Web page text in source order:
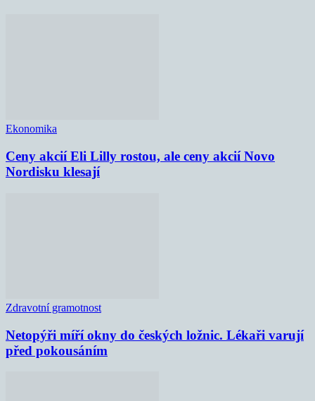
Ekonomika
Ceny akcií Eli Lilly rostou, ale ceny akcií Novo
Nordisku klesají
Zdravotní gramotnost
Netopýři míří okny do českých ložnic. Lékaři varují
před pokousáním